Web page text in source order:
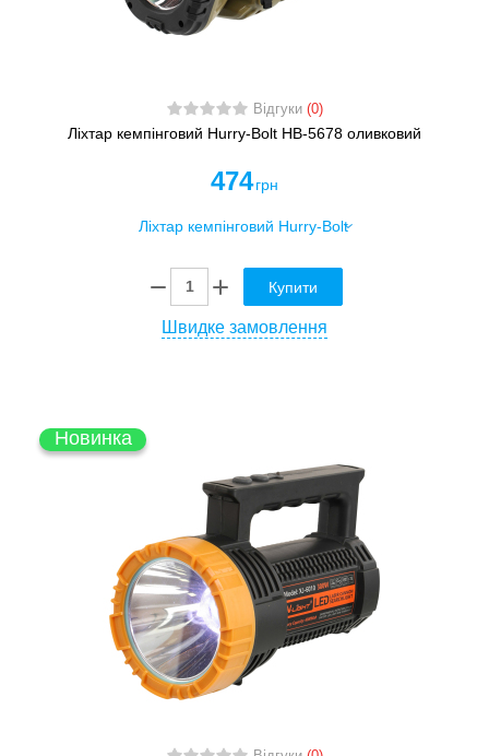
Відгуки (0)
Ліхтар кемпінговий Hurry-Bolt HB-5678 оливковий
474 грн
Купити
Швидке замовлення
Новинка